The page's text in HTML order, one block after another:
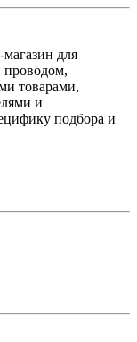
для
проводом,
товарами,
и
подбора и